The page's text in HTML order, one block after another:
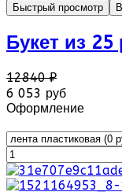
Быстрый просмотр
Букет из
12840 ₽
6 053 руб
Оформление